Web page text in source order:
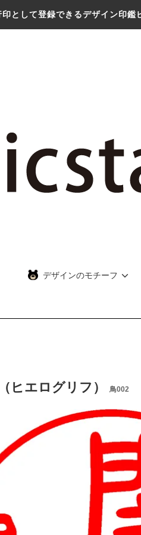
印として登録できるデザイン印
デザインのモチーフ
ヒエログリフ） 鳥002